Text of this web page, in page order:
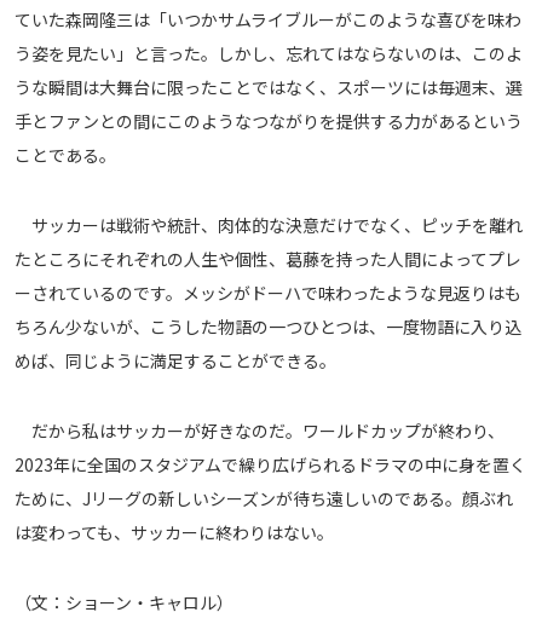
ていた森岡隆三は「いつかサムライブルーがこのような喜びを味わ
う姿を見たい」と言った。しかし、忘れてはならないのは、このよ
うな瞬間は大舞台に限ったことではなく、スポーツには毎週末、選
手とファンとの間にこのようなつながりを提供する力があるという
ことである。
サッカーは戦術や統計、肉体的な決意だけでなく、ピッチを離れ
たところにそれぞれの人生や個性、葛藤を持った人間によってプレ
ーされているのです。メッシがドーハで味わったような見返りはも
ちろん少ないが、こうした物語の一つひとつは、一度物語に入り込
めば、同じように満足することができる。
だから私はサッカーが好きなのだ。ワールドカップが終わり、
2023年に全国のスタジアムで繰り広げられるドラマの中に身を置く
ために、Jリーグの新しいシーズンが待ち遠しいのである。顔ぶれ
は変わっても、サッカーに終わりはない。
（文：ショーン・キャロル）